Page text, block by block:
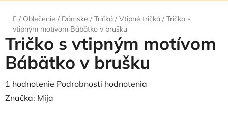
Domov
/ Oblečenie / Dámske / Tričká / Vtipné tričká / Tričko s
vtipným motívom Bábätko v brušku
Tričko s vtipným motívom
Bábätko v brušku
Priemerné
hodnotenie
1 hodnotenie Podrobnosti hodnotenia
Značka: Mija